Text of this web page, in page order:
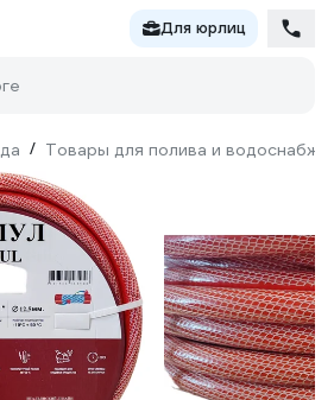
Для юрлиц
/ Товары для полива и